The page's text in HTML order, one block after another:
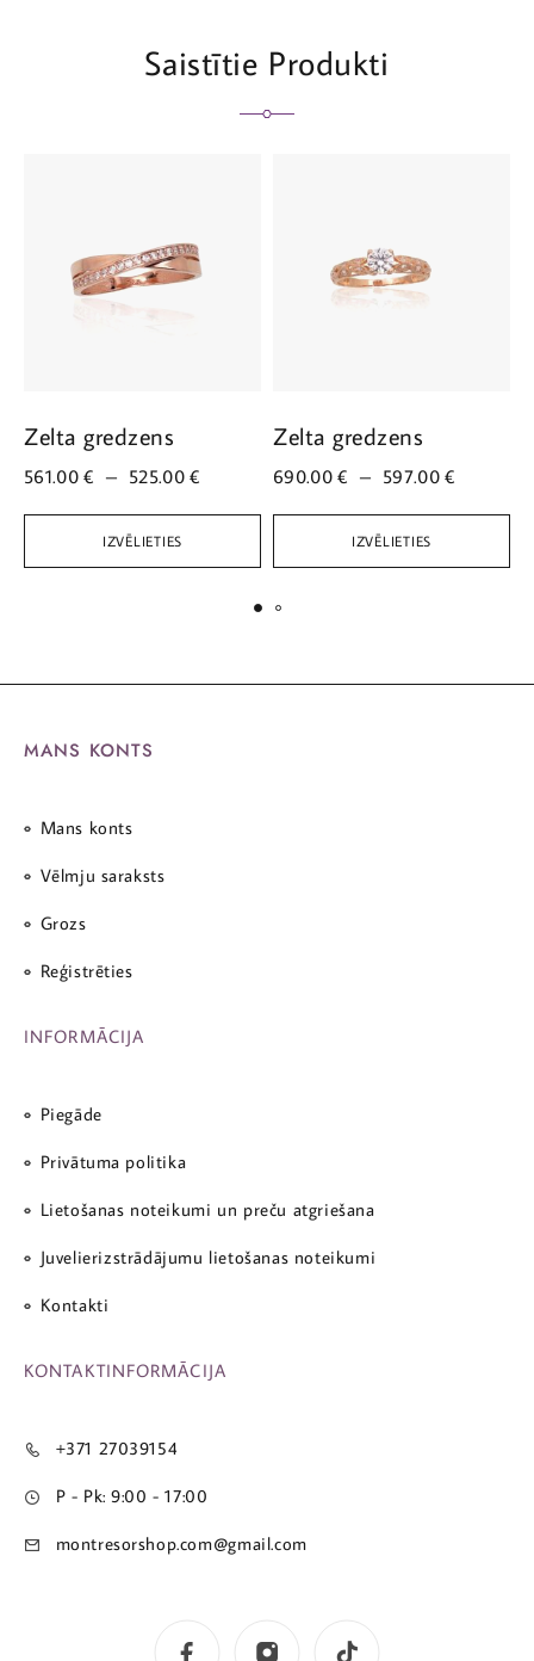
Saistītie Produkti
IZVĒLIETIES
Zelta gredzens
525.00€
–
561.00€
IZVĒLIETIES
Zelta gredzens
597.00€
–
690.00€
MANS KONTS
Mans konts
Vēlmju saraksts
Grozs
Reģistrēties
INFORMĀCIJA
Piegāde
Privātuma politika
Lietošanas noteikumi un preču atgriešana
Juvelierizstrādājumu lietošanas noteikumi
Kontakti
KONTAKTINFORMĀCIJA
+371 27039154
P - Pk: 9:00 - 17:00
montresorshop.com@gmail.com